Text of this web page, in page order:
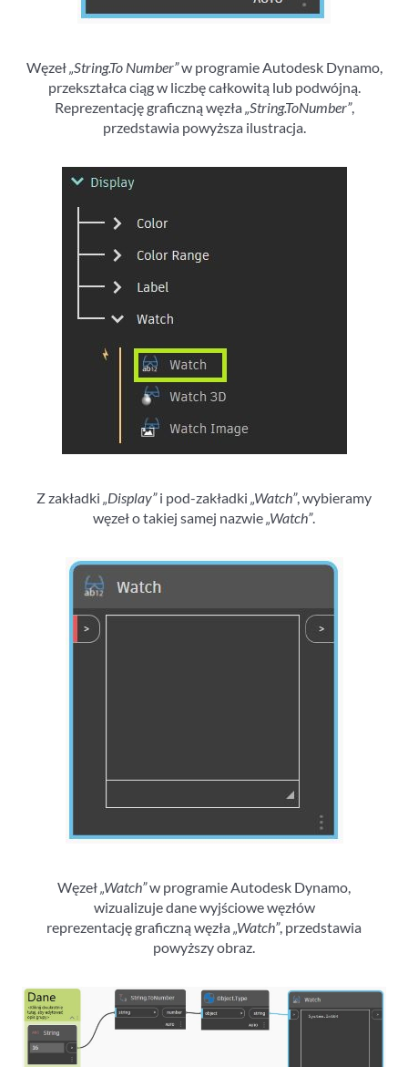
Węzeł„String.To Number”w programie Autodesk Dynamo,
przekształca ciąg w liczbę całkowitą lub podwójną.
Reprezentację graficzną węzła„String.ToNumber”,
przedstawia powyższa ilustracja.
Z zakładki „Display”i pod-zakładki „Watch”, wybieramy
węzeł o takiej samej nazwie„Watch”.
Węzeł„Watch”w programie Autodesk Dynamo,
wizualizuje dane wyjściowe węzłów
reprezentację graficzną węzła„Watch”, przedstawia
powyższy obraz.